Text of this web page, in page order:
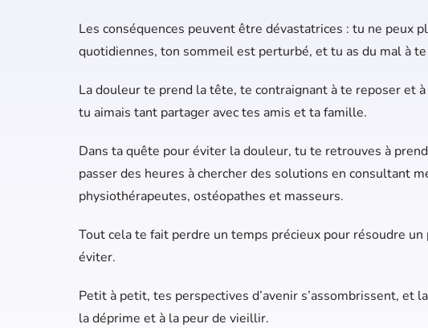
Les conséquences peuvent être dévastatrices : tu ne peux
quotidiennes, ton sommeil est perturbé, et tu as du mal à
La douleur te prend la tête, te contraignant à te reposer et
tu aimais tant partager avec tes amis et ta famille.
Dans ta quête pour éviter la douleur, tu te retrouves à
passer des heures à chercher des solutions en consultant
physiothérapeutes, ostéopathes et masseurs.
Tout cela te fait perdre un temps précieux pour résoudre
éviter.
Petit à petit, tes perspectives d’avenir s’assombrissent, et
la déprime et à la peur de vieillir.